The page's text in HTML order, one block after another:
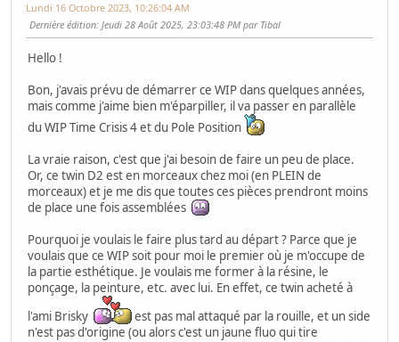
Lundi 16 Octobre 2023, 10:26:04 AM
Dernière édition: Jeudi 28 Août 2025, 23:03:48 PM par Tibal
Hello !
Bon, j'avais prévu de démarrer ce WIP dans quelques années,
mais comme j'aime bien m'éparpiller, il va passer en parallèle
du WIP Time Crisis 4 et du Pole Position
La vraie raison, c'est que j'ai besoin de faire un peu de place.
Or, ce twin D2 est en morceaux chez moi (en PLEIN de
morceaux) et je me dis que toutes ces pièces prendront moins
de place une fois assemblées
Pourquoi je voulais le faire plus tard au départ ? Parce que je
voulais que ce WIP soit pour moi le premier où je m'occupe de
la partie esthétique. Je voulais me former à la résine, le
ponçage, la peinture, etc. avec lui. En effet, ce twin acheté à
l'ami Brisky
est pas mal attaqué par la rouille, et un side
n'est pas d'origine (ou alors c'est un jaune fluo qui tire